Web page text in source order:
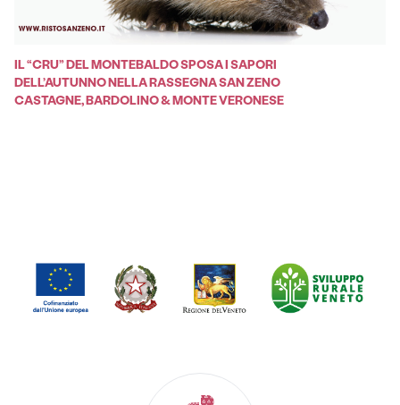
IL “CRU” DEL MONTEBALDO SPOSA I SAPORI
DELL’AUTUNNO NELLA RASSEGNA SAN ZENO
CASTAGNE, BARDOLINO & MONTE VERONESE